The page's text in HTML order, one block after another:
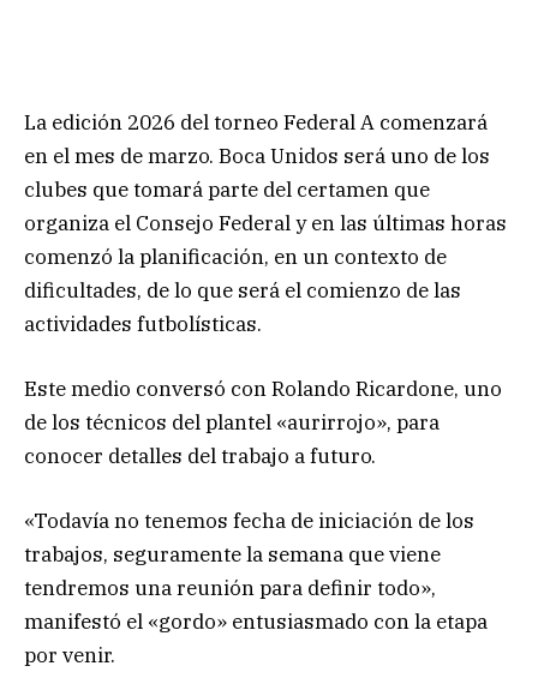
La edición 2026 del torneo Federal A comenzará
en el mes de marzo. Boca Unidos será uno de los
clubes que tomará parte del certamen que
organiza el Consejo Federal y en las últimas horas
comenzó la planificación, en un contexto de
dificultades, de lo que será el comienzo de las
actividades futbolísticas.
Este medio conversó con Rolando Ricardone, uno
de los técnicos del plantel «aurirrojo», para
conocer detalles del trabajo a futuro.
«Todavía no tenemos fecha de iniciación de los
trabajos, seguramente la semana que viene
tendremos una reunión para definir todo»,
manifestó el «gordo» entusiasmado con la etapa
por venir.